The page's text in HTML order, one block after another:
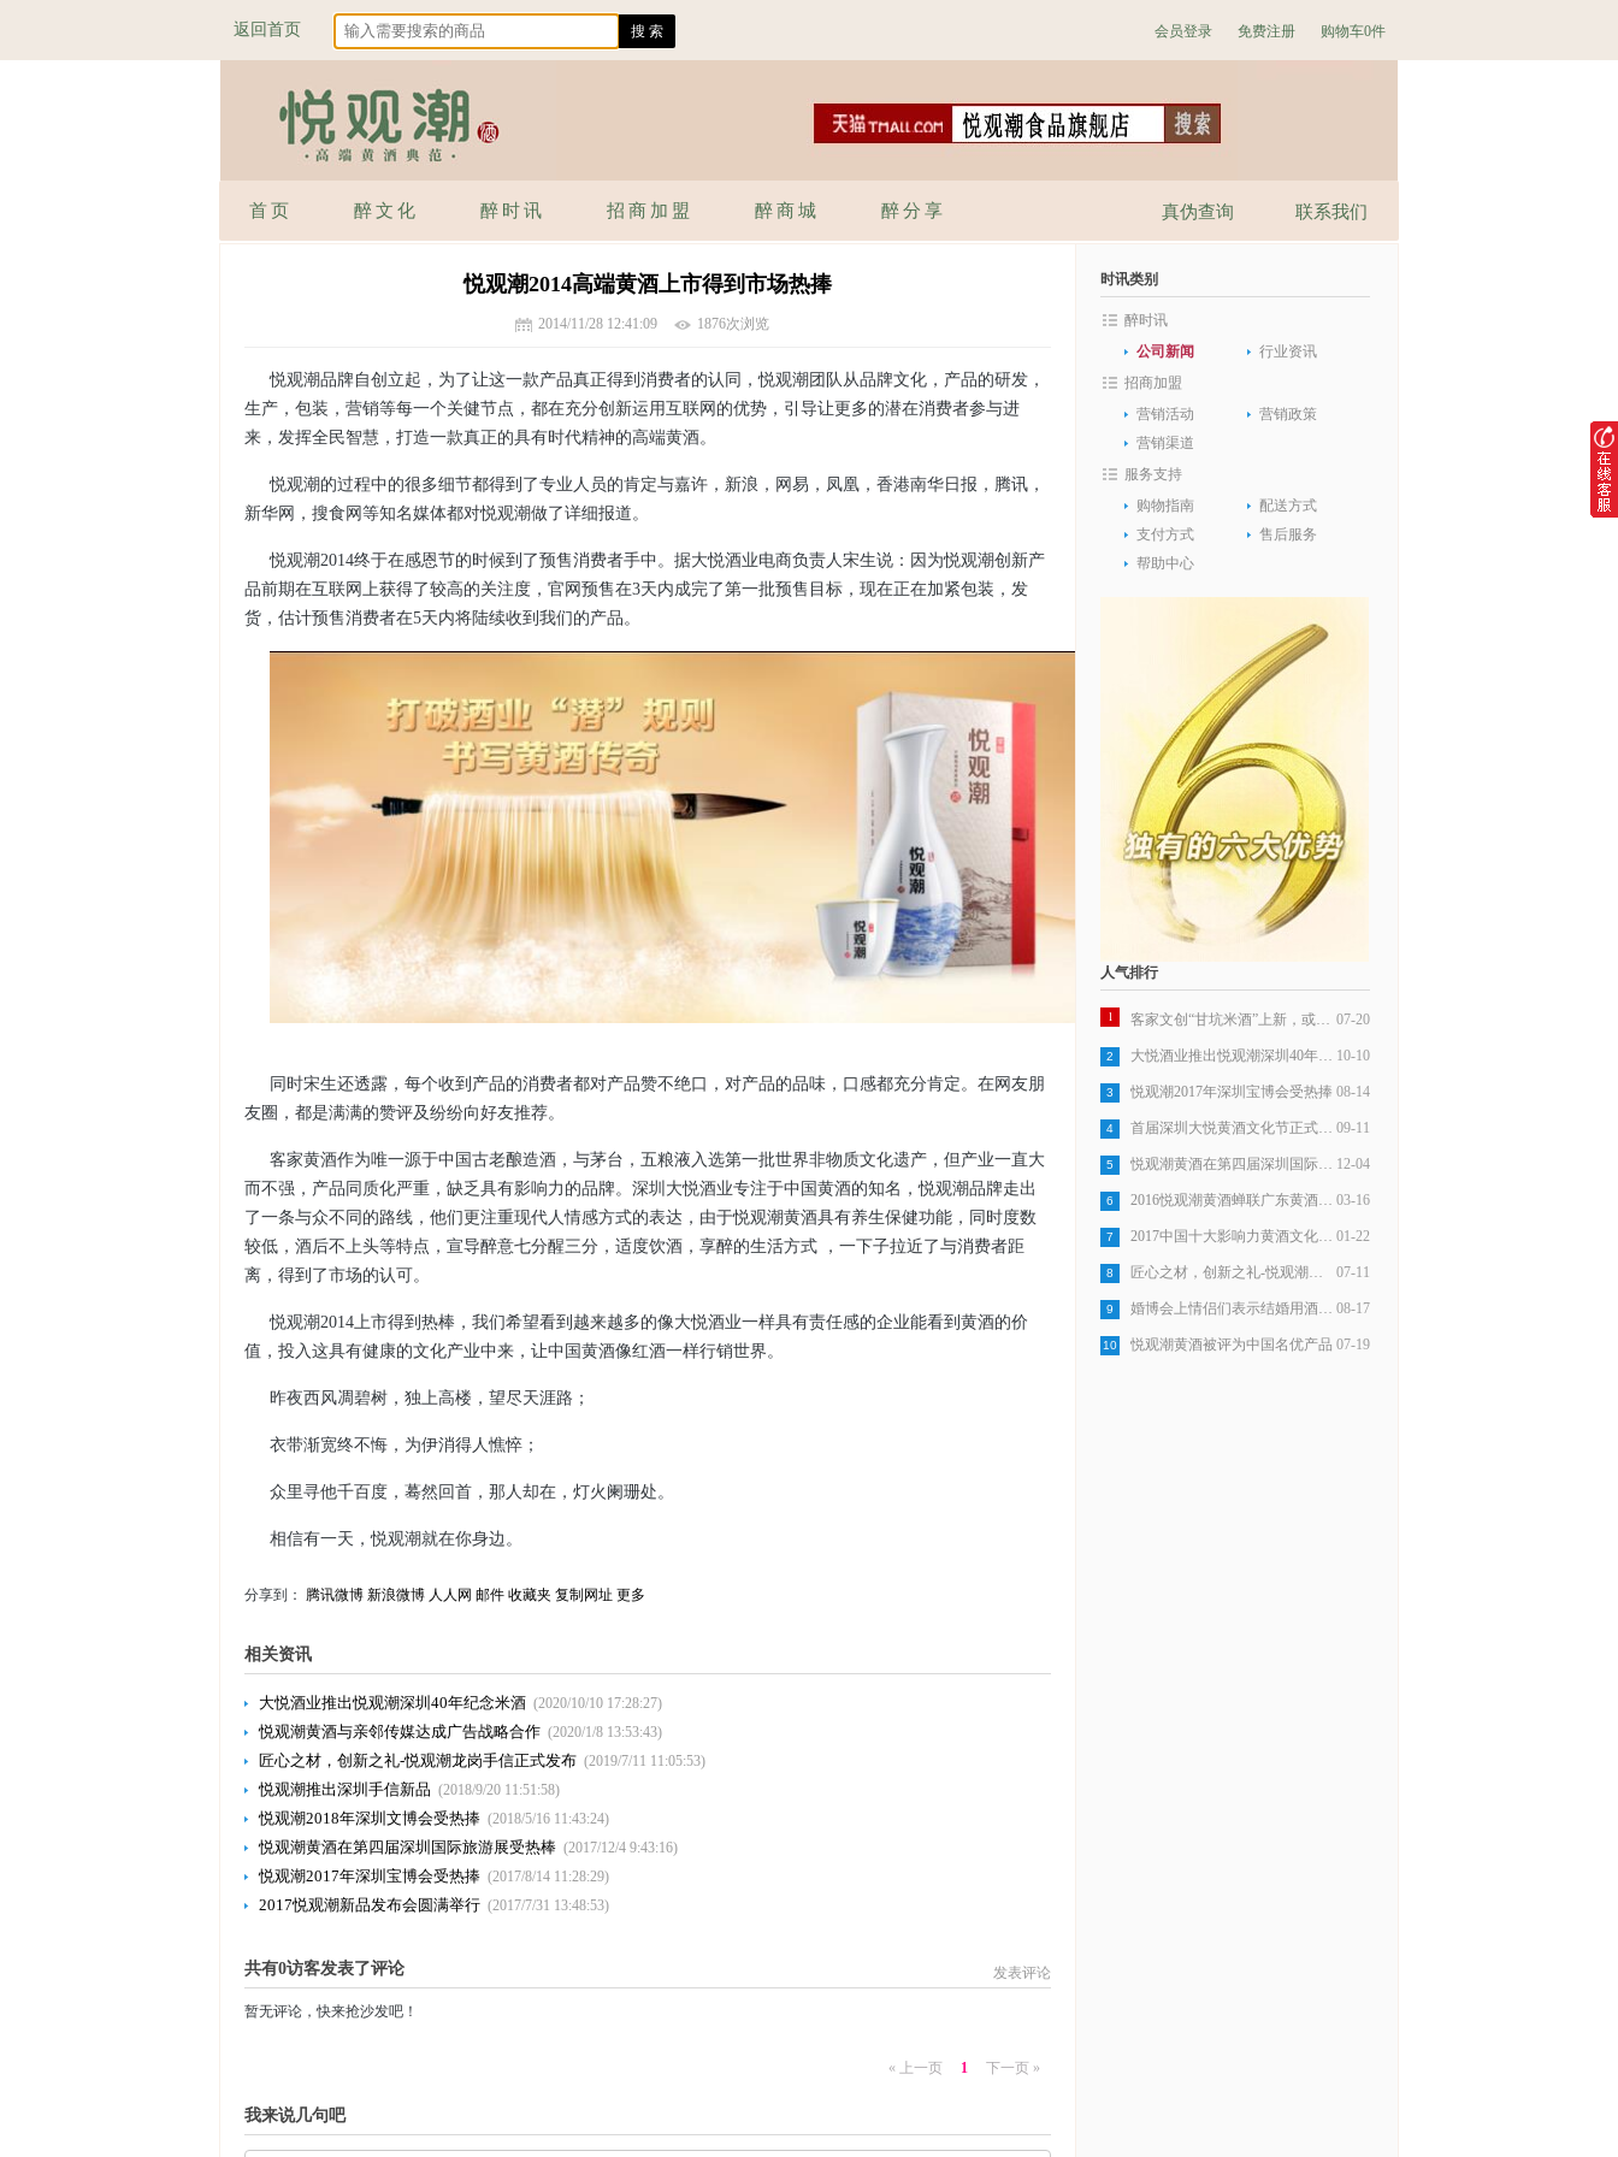
返回首页 购物车0件
免费注册
会员登录
首页 醉文化 醉时讯 招商加盟 醉商城 醉分享 联系我们
真伪查询
悦观潮2014高端黄酒上市得到市场热捧
2014/11/28 12:41:09 1876次浏览
悦观潮品牌自创立起，为了让这一款产品真正得到消费者的认同，悦观潮团队从品牌文化，产品的研发，
生产，包装，营销等每一个关健节点，都在充分创新运用互联网的优势，引导让更多的潜在消费者参与进
来，发挥全民智慧，打造一款真正的具有时代精神的高端黄酒。
悦观潮的过程中的很多细节都得到了专业人员的肯定与嘉许，新浪，网易，凤凰，香港南华日报，腾讯，
新华网，搜食网等知名媒体都对悦观潮做了详细报道。
悦观潮2014终于在感恩节的时候到了预售消费者手中。据大悦酒业电商负责人宋生说：因为悦观潮创新产
品前期在互联网上获得了较高的关注度，官网预售在3天内成完了第一批预售目标，现在正在加紧包装，发
货，估计预售消费者在5天内将陆续收到我们的产品。
同时宋生还透露，每个收到产品的消费者都对产品赞不绝口，对产品的品味，口感都充分肯定。在网友朋
友圈，都是满满的赞评及纷纷向好友推荐。
客家黄酒作为唯一源于中国古老酿造酒，与茅台，五粮液入选第一批世界非物质文化遗产，但产业一直大
而不强，产品同质化严重，缺乏具有影响力的品牌。深圳大悦酒业专注于中国黄酒的知名，悦观潮品牌走出
了一条与众不同的路线，他们更注重现代人情感方式的表达，由于悦观潮黄酒具有养生保健功能，同时度数
较低，酒后不上头等特点，宣导醉意七分醒三分，适度饮酒，享醉的生活方式 ，一下子拉近了与消费者距
离，得到了市场的认可。
悦观潮2014 上市得到热棒，我们希望看到越来越多的像大悦酒业一样具有责任感的企业能看到黄酒的价
值，投入这具有健康的文化产业中来，让中国黄酒像红酒一样行销世界。
昨夜西风凋碧树，独上高楼，望尽天涯路；
衣带渐宽终不悔，为伊消得人憔悴；
众里寻他千百度，蓦然回首，那人却在，灯火阑珊处。
相信有一天，悦观潮就在你身边。
分享到： 腾讯微博 新浪微博 人人网 邮件 收藏夹 复制网址 更多
相关资讯
大悦酒业推出悦观潮深圳40年纪念米酒 (2020/10/10 17:28:27)
悦观潮黄酒与亲邻传媒达成广告战略合作 (2020/1/8 13:53:43)
匠心之材，创新之礼-悦观潮龙岗手信正式发布 (2019/7/11 11:05:53)
悦观潮推出深圳手信新品 (2018/9/20 11:51:58)
悦观潮2018年深圳文博会受热捧 (2018/5/16 11:43:24)
悦观潮黄酒在第四届深圳国际旅游展受热棒 (2017/12/4 9:43:16)
悦观潮2017年深圳宝博会受热捧 (2017/8/14 11:28:29)
2017悦观潮新品发布会圆满举行 (2017/7/31 13:48:53)
发表评论
共有0访客发表了评论
暂无评论，快来抢沙发吧！
« 上一页 1 下一页 »
我来说几句吧
时讯类别
醉时讯
公司新闻
行业资讯
招商加盟
营销活动
营销政策
营销渠道
服务支持
购物指南
配送方式
支付方式
售后服务
帮助中心
人气排行
07-20
1 客家文创“甘坑米酒”上新，或成行业标杆
10-10
2 大悦酒业推出悦观潮深圳40年纪念米酒
08-14
3 悦观潮2017年深圳宝博会受热捧
09-11
4 首届深圳大悦黄酒文化节正式开始
12-04
5 悦观潮黄酒在第四届深圳国际旅游展受热棒
03-16
6 2016悦观潮黄酒蝉联广东黄酒销量第一
01-22
7 2017中国十大影响力黄酒文化品牌
07-11
8 匠心之材，创新之礼-悦观潮龙岗手信正式发布
08-17
9 婚博会上情侣们表示结婚用酒选悦观潮
07-19
10 悦观潮黄酒被评为中国名优产品